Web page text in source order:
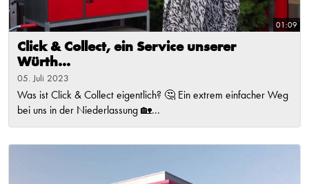
01:09
Click & Collect, ein Service unserer
Würth...
05. Juli 2023
Was ist Click & Collect eigentlich? 🤔 Ein extrem einfacher Weg
bei uns in der Niederlassung 🏡...